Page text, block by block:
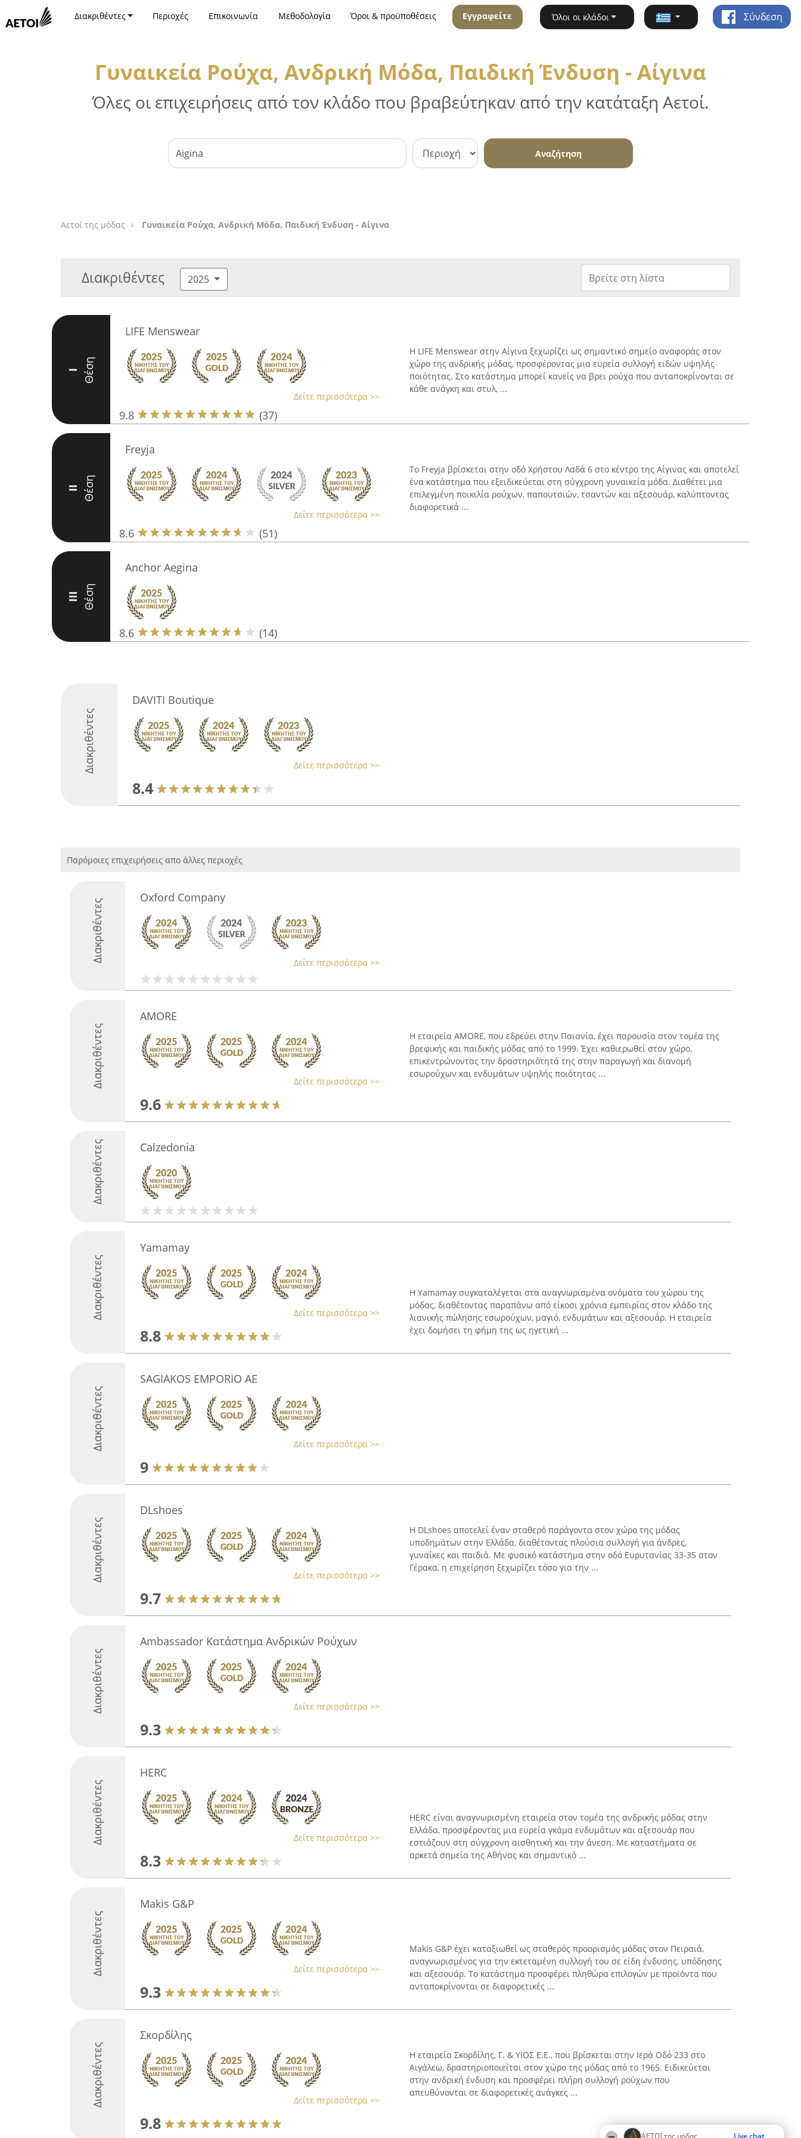
ΑΕΤΟΊ της μόδας Live chat
Διακριθέντες Περιοχές Επικοινωνία Μεθοδολογία Όροι & προϋποθέσεις Εγγραφείτε Όλοι οι κλάδοι Σύνδεση
Γυναικεία Ρούχα, Ανδρική Μόδα, Παιδική Ένδυση - Αίγινα
Όλες οι επιχειρήσεις από τον κλάδο που βραβεύτηκαν από την κατάταξη Αετοί.
Αναζήτηση
Αετοί της μόδας Γυναικεία Ρούχα, Ανδρική Μόδα, Παιδική Ένδυση - Αίγινα
Διακριθέντες 2025
I Θέση
LIFE Menswear
Δείτε περισσότερα >>
9.8 (37)
Η LIFE Menswear στην Αίγινα ξεχωρίζει ως σημαντικό σημείο αναφοράς στον
χώρο της ανδρικής μόδας, προσφέροντας μια ευρεία συλλογή ειδών υψηλής
ποιότητας. Στο κατάστημα μπορεί κανείς να βρει ρούχα που ανταποκρίνονται σε
κάθε ανάγκη και στυλ, ...
II Θέση
Freyja
Δείτε περισσότερα >>
8.6 (51)
Το Freyja βρίσκεται στην οδό Χρήστου Λαδά 6 στο κέντρο της Αίγινας και αποτελεί
ένα κατάστημα που εξειδικεύεται στη σύγχρονη γυναικεία μόδα. Διαθέτει μια
επιλεγμένη ποικιλία ρούχων, παπουτσιών, τσαντών και αξεσουάρ, καλύπτοντας
διαφορετικά ...
III Θέση
Anchor Aegina
8.6 (14)
Διακριθέντες
DAVITI Boutique
Δείτε περισσότερα >>
8.4
Παρόμοιες επιχειρήσεις απο άλλες περιοχές
Διακριθέντες
Oxford Company
Δείτε περισσότερα >>
Διακριθέντες
AMORE
Δείτε περισσότερα >>
9.6
Η εταιρεία AMORE, που εδρεύει στην Παιανία, έχει παρουσία στον τομέα της
βρεφικής και παιδικής μόδας από το 1999. Έχει καθιερωθεί στον χώρο,
επικεντρώνοντας την δραστηριότητά της στην παραγωγή και διανομή
εσωρούχων και ενδυμάτων υψηλής ποιότητας ...
Διακριθέντες Calzedonia
Διακριθέντες
Yamamay
Δείτε περισσότερα >>
8.8
Η Yamamay συγκαταλέγεται στα αναγνωρισμένα ονόματα του χώρου της
μόδας, διαθέτοντας παραπάνω από είκοσι χρόνια εμπειρίας στον κλάδο της
λιανικής πώλησης εσωρούχων, μαγιό, ενδυμάτων και αξεσουάρ. Η εταιρεία
έχει δομήσει τη φήμη της ως ηγετική ...
Διακριθέντες
SAGIAKOS EMPORIO AE
Δείτε περισσότερα >>
9
Διακριθέντες
DLshoes
Δείτε περισσότερα >>
9.7
Η DLshoes αποτελεί έναν σταθερό παράγοντα στον χώρο της μόδας
υποδημάτων στην Ελλάδα, διαθέτοντας πλούσια συλλογή για άνδρες,
γυναίκες και παιδιά. Με φυσικό κατάστημα στην οδό Ευρυτανίας 33-35 στον
Γέρακα, η επιχείρηση ξεχωρίζει τόσο για την ...
Διακριθέντες
Ambassador Κατάστημα Ανδρικών Ρούχων
Δείτε περισσότερα >>
9.3
Διακριθέντες
HERC
Δείτε περισσότερα >>
8.3
HERC είναι αναγνωρισμένη εταιρεία στον τομέα της ανδρικής μόδας στην
Ελλάδα, προσφέροντας μια ευρεία γκάμα ενδυμάτων και αξεσουάρ που
εστιάζουν στη σύγχρονη αισθητική και την άνεση. Με καταστήματα σε
αρκετά σημεία της Αθήνας και σημαντικό ...
Διακριθέντες
Makis G&P
Δείτε περισσότερα >>
9.3
Makis G&P έχει καταξιωθεί ως σταθερός προορισμός μόδας στον Πειραιά,
αναγνωρισμένος για την εκτεταμένη συλλογή του σε είδη ένδυσης, υπόδησης
και αξεσουάρ. Το κατάστημα προσφέρει πληθώρα επιλογών με προϊόντα που
ανταποκρίνονται σε διαφορετικές ...
Διακριθέντες
Σκορδίλης
Δείτε περισσότερα >>
9.8
Η εταιρεία Σκορδίλης, Γ. & ΥΙΟΣ Ε.Ε., που βρίσκεται στην Ιερά Οδό 233 στο
Αιγάλεω, δραστηριοποιείται στον χώρο της μόδας από το 1965. Ειδικεύεται
στην ανδρική ένδυση και προσφέρει πλήρη συλλογή ρούχων που
απευθύνονται σε διαφορετικές ανάγκες ...